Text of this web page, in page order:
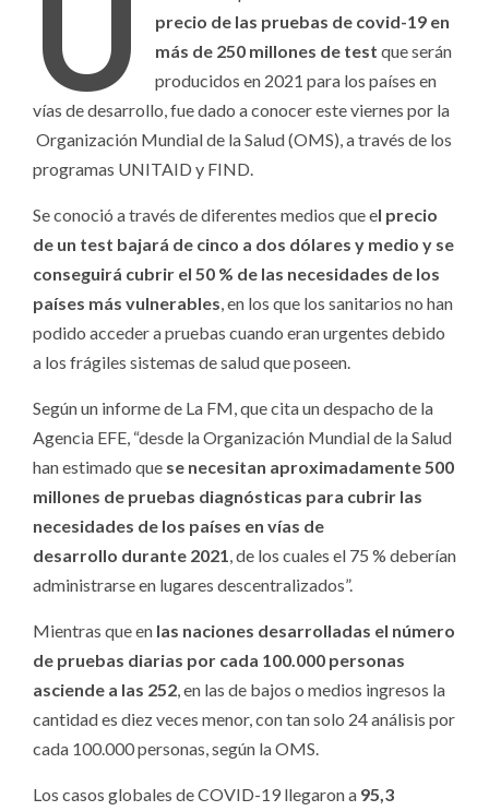
precio de las pruebas de covid-19 en
más de 250 millones de testque serán
producidos en 2021 para los países en
vías de desarrollo, fue dado a conocer este viernes por la
Organización Mundial de la Salud (OMS), a través de los
programas UNITAID y FIND.
Se conoció a través de diferentes medios que el precio
de un test bajará de cinco a dos dólares y medio y se
conseguirá cubrir el 50 % de las necesidades de los
países más vulnerables, en los que los sanitarios no han
podido acceder a pruebas cuando eran urgentes debido
a los frágiles sistemas de salud que poseen.
Según un informe de La FM, que cita un despacho de la
Agencia EFE, “desde la Organización Mundial de la Salud
han estimado que se necesitan aproximadamente 500
millones de pruebas diagnósticas para cubrir las
necesidades de los países en vías de
desarrollo durante 2021, de los cuales el 75 % deberían
administrarse en lugares descentralizados”.
Mientras que en las naciones desarrolladas el número
de pruebas diarias por cada 100.000 personas
asciende a las 252, en las de bajos o medios ingresos la
cantidad es diez veces menor, con tan solo 24 análisis por
cada 100.000 personas, según la OMS.
Los casos globales de COVID-19 llegaron a 95,3